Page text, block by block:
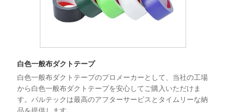
白色一般布ダクトテープ
白色一般布ダクトテープのプロメーカーとして、当社の工場
から白色一般布ダクトテープを安心してご購入いただけま
す。パルテックは最高のアフターサービスとタイムリーな納